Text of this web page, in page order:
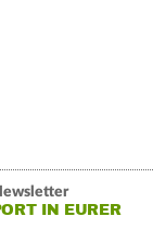
IN EURER